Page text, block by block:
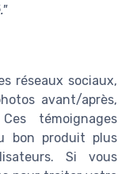
réseaux sociaux,
avant/après,
témoignages
bon produit plus
Si vous